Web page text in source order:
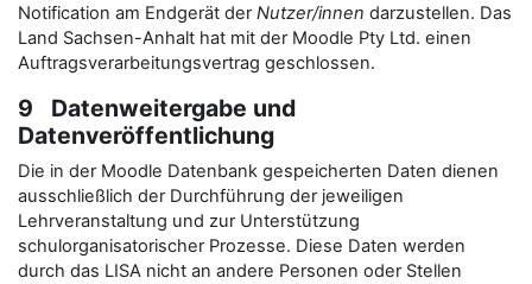
Notification am Endgerät derNutzer/innen darzustellen. Das
Land Sachsen-Anhalt hat mit der Moodle Pty Ltd. einen
Auftragsverarbeitungsvertrag geschlossen.
9 Datenweitergabe und
Datenveröffentlichung
Die in der Moodle Datenbank gespeicherten Daten dienen
ausschließlich der Durchführung der jeweiligen
Lehrveranstaltung und zur Unterstützung
schulorganisatorischer Prozesse. Diese Daten werden
durch das LISA nicht an andere Personen oder Stellen